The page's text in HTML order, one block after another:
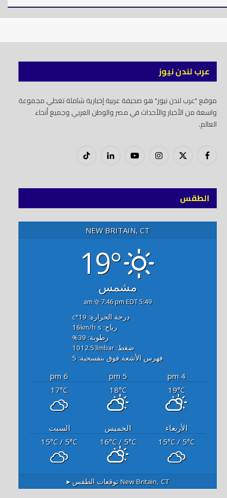
عرب لندن نيوز
موقع "عرب لندن نيوز" هو صحيفة عربية إخبارية شاملة تغطي مجموعة
واسعة من الأخبار والأحداث في مصر والوطن العربي وجميع أنحاء
العالم.
فيسبوك
X
إنستغرام يوتيوب لينكدود
تيك
الطقس
NEW BRITAIN, CT
19°
مشمس
5:49 am
7:46 pm EDT
درجة الحرارة: 19
°c
رياح: 16 km/h s
رطوبة: 39
%
ضغط: 1012.53mbar
فهرس الأشعة فوق بنفسجية: 5
4 pm
5 pm
6 pm
19°C
18°C
17°C
الأربعاء الخميس
السبت
15°C/ 5°C
16°C/ 5°C
15°C / 5°C
New Britain, CTتوقعات الطقس ▸